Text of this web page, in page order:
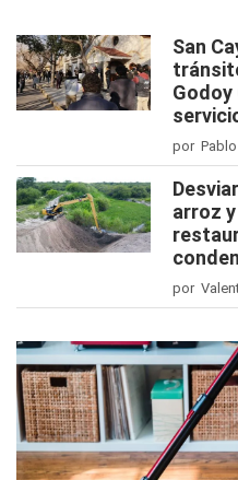
San
por Pablo
arroz
por